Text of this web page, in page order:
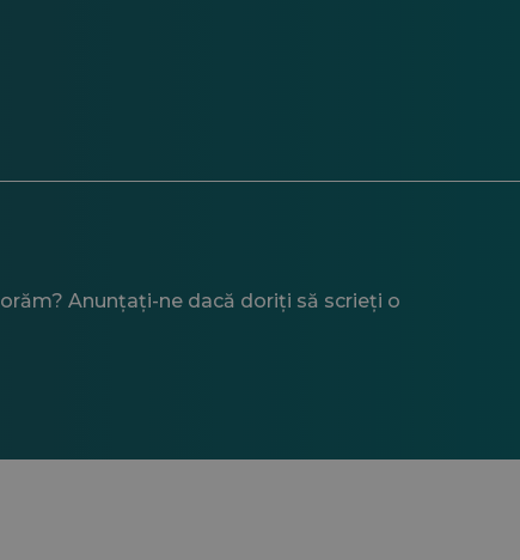
Anunțați-ne dacă doriți să scrieți o